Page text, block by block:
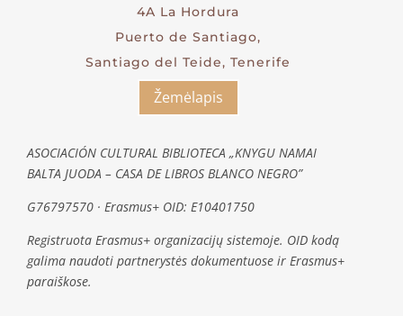
4A La Hordura
Puerto de Santiago,
Santiago del Teide, Tenerife
Žemėlapis
ASOCIACIÓN CULTURAL BIBLIOTECA „KNYGU NAMAI
BALTA JUODA – CASA DE LIBROS BLANCO NEGRO”
G76797570 · Erasmus+ OID: E10401750
Registruota Erasmus+ organizacijų sistemoje. OID kodą
galima naudoti partnerystės dokumentuose ir Erasmus+
paraiškose.